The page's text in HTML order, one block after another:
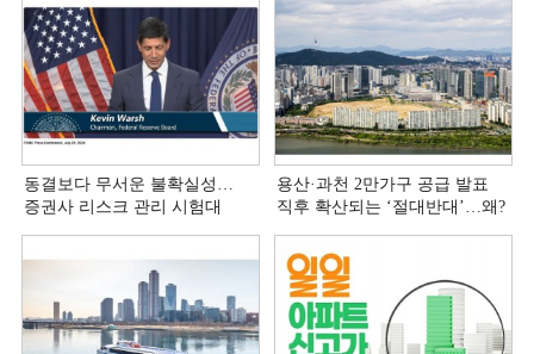
동결보다 무서운 불확실성…
증권사 리스크 관리 시험대
용산·과천 2만가구 공급 발표
직후 확산되는 ‘절대반대’…왜?